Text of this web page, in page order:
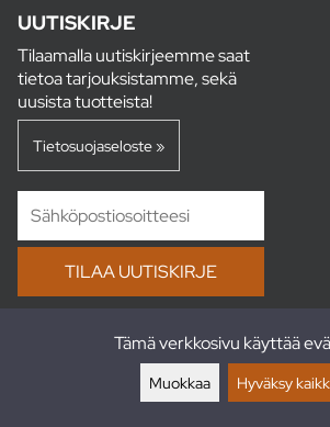
UUTISKIRJE
Tilaamalla uutiskirjeemme saat
tietoa tarjouksistamme, sekä
uusista tuotteista!
Tietosuojaseloste »
SEURAA MEITÄTämä verkkosivu käyttää
Muokkaa Hyväksy